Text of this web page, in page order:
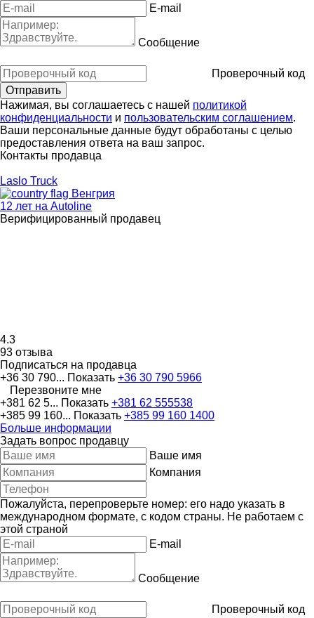
E-mail
Сообщение
Проверочный код
Нажимая, вы соглашаетесь с нашей политикой
конфиденциальности и пользовательским соглашением.
Ваши персональные данные будут обработаны с целью
предоставления ответа на ваш запрос.
Контакты продавца
Laslo Truck
Венгрия
12 лет на Autoline
Верифицированный продавец
4.3
93 отзыва
Подписаться на продавца
+36 30 790... Показать +36 30 790 5966
Перезвоните мне
+381 62 5... Показать +381 62 555538
+385 99 160... Показать +385 99 160 1400
Больше информации
Задать вопрос продавцу
Ваше имя
Компания
Пожалуйста, перепроверьте номер: его надо указать в
международном формате, с кодом страны. Не работаем с
этой страной
E-mail
Сообщение
Проверочный код